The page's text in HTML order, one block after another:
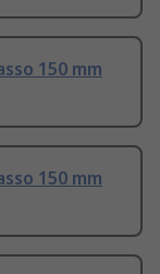
150 mm
150 mm